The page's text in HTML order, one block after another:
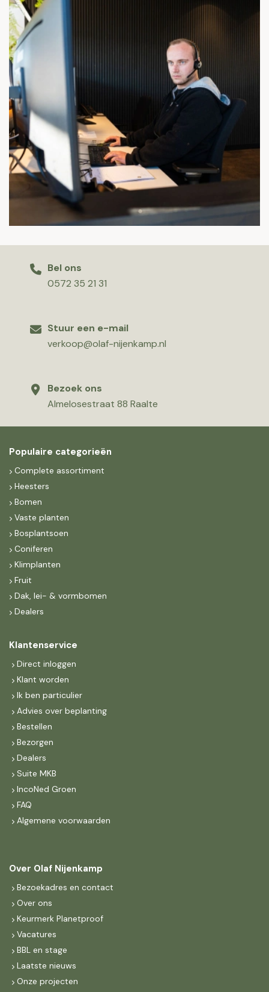
Bel ons
0572 35 21 31
Stuur een e-mail
verkoop@olaf-nijenkamp.nl
Bezoek ons
Almelosestraat 88 Raalte
Populaire categorieën
Complete assortiment
Heesters
Bomen
Vaste planten
Bosplantsoen
Coniferen
Klimplanten
Fruit
Dak, lei- & vormbomen
Dealers
Klantenservice
Direct inloggen
Klant worden
Ik ben particulier
Advies over beplanting
Bestellen
Bezorgen
Dealers
Suite MKB
IncoNed Groen
FAQ
Algemene voorwaarden
Over Olaf Nijenkamp
Bezoekadres en contact
Over ons
Keurmerk Planetproof
Vacatures
BBL en stage
Laatste nieuws
Onze projecten